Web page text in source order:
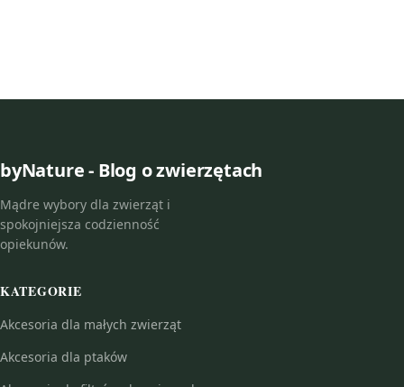
byNature - Blog o zwierzętach
Mądre wybory dla zwierząt i
spokojniejsza codzienność
opiekunów.
KATEGORIE
Akcesoria dla małych zwierząt
Akcesoria dla ptaków